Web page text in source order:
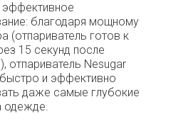
благодаря мощному
(отпариватель готов к
15 секунд после
отпариватель Nesugar
и эффективно
даже самые глубокие
одежде.